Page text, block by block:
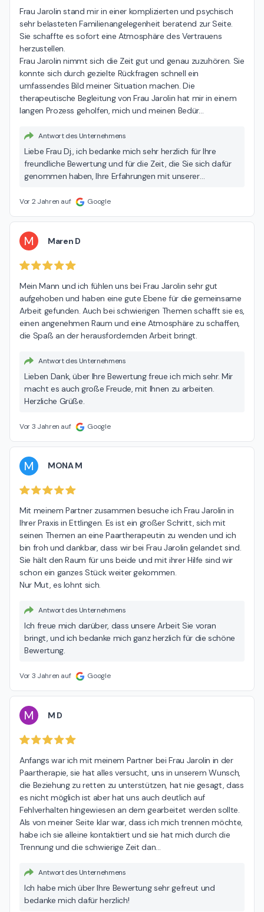
Frau Jarolin stand mir in einer komplizierten und psychisch
sehr belasteten Familienangelegenheit beratend zur Seite.
Sie schaffte es sofort eine Atmosphäre des Vertrauens
herzustellen.
Frau Jarolin nimmt sich die Zeit gut und genau zuzuhören. Sie
konnte sich durch gezielte Rückfragen schnell ein
umfassendes Bild meiner Situation machen. Die
therapeutische Begleitung von Frau Jarolin hat mir in einem
langen Prozess geholfen, mich und meinen Bedür…
Antwort des Unternehmens
Liebe Frau Dj., ich bedanke mich sehr herzlich für Ihre
freundliche Bewertung und für die Zeit, die Sie sich dafür
genommen haben, Ihre Erfahrungen mit unserer
unsere Arbeit sehr angenehm und fruchtbar. Viele
Vor 2 Jahren auf Google
M Maren D
Mein Mann und ich fühlen uns bei Frau Jarolin sehr gut
aufgehoben und haben eine gute Ebene für die gemeinsame
Arbeit gefunden. Auch bei schwierigen Themen schafft sie es,
einen angenehmen Raum und eine Atmosphäre zu schaffen,
die Spaß an der herausfordernden Arbeit bringt.
Antwort des Unternehmens
Lieben Dank, über Ihre Bewertung freue ich mich sehr. Mir
macht es auch große Freude, mit Ihnen zu arbeiten.
Herzliche Grüße.
Vor 3 Jahren auf Google
M MONA M
Mit meinem Partner zusammen besuche ich Frau Jarolin in
Ihrer Praxis in Ettlingen. Es ist ein großer Schritt, sich mit
seinen Themen an eine Paartherapeutin zu wenden und ich
bin froh und dankbar, dass wir bei Frau Jarolin gelandet sind.
Sie hält den Raum für uns beide und mit ihrer Hilfe sind wir
schon ein ganzes Stück weiter gekommen.
Nur Mut, es lohnt sich.
Antwort des Unternehmens
Ich freue mich darüber, dass unsere Arbeit Sie voran
bringt, und ich bedanke mich ganz herzlich für die schöne
Bewertung.
Vor 3 Jahren auf Google
M M D
Anfangs war ich mit meinem Partner bei Frau Jarolin in der
Paartherapie, sie hat alles versucht, uns in unserem Wunsch,
die Beziehung zu retten zu unterstützen, hat nie gesagt, dass
es nicht möglich ist aber hat uns auch deutlich auf
Fehlverhalten hingewiesen an dem gearbeitet werden sollte.
Als von meiner Seite klar war, dass ich mich trennen möchte,
habe ich sie alleine kontaktiert und sie hat mich durch die
Trennung und die schwierige Zeit dan…
Antwort des Unternehmens
Ich habe mich über Ihre Bewertung sehr gefreut und
bedanke mich dafür herzlich!